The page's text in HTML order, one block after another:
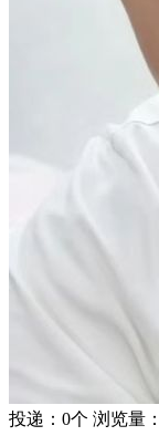
投递： 0个 浏览量：